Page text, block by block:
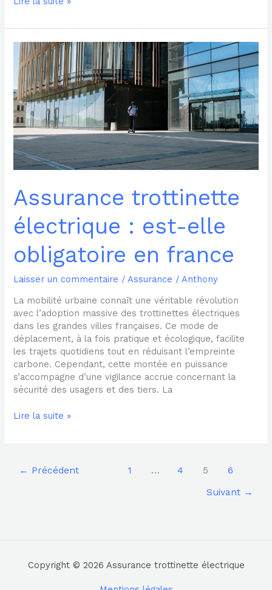
Assurance trottinette
électrique : est-elle
obligatoire en france
Laisser un commentaire /Assurance /Anthony
La mobilité urbaine connaît une véritable révolution
avec l’adoption massive des trottinettes électriques
dans les grandes villes françaises. Ce mode de
déplacement, à la fois pratique et écologique, facilite
les trajets quotidiens tout en réduisant l’empreinte
carbone. Cependant, cette montée en puissance
s’accompagne d’une vigilance accrue concernant la
sécurité des usagers et des tiers. La
Assurance
trottinette
électrique
est-
elle
obligatoire
en
france
Lire la suite »
← Précédent 1 … 4 5 6
Suivant →
Copyright © 2026 Assurance trottinette électrique